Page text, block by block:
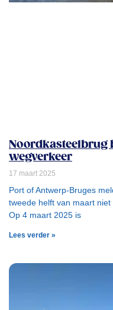
Noordkasteelbrug
wegverkeer
17 maart 2025
Port of Antwerp-Bruges
tweede helft van maart
Op 4 maart 2025 is
Lees verder »